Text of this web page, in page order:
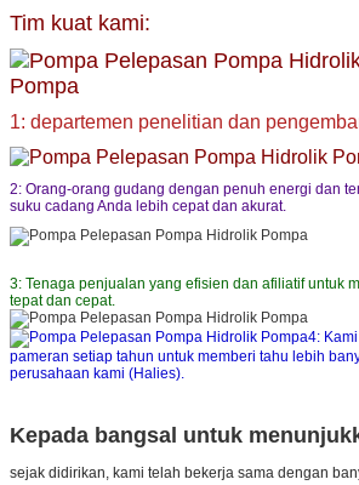
Tim kuat kami:
1: departemen penelitian dan
2: Orang-orang gudang dengan penuh energi dan
suku cadang Anda lebih cepat dan akurat.
3: Tenaga penjualan yang efisien dan afiliatif untuk
tepat dan cepat.
4:
pameran setiap tahun untuk memberi tahu lebih
perusahaan kami (Halies).
Kepada bangsal untuk
sejak didirikan, kami telah bekerja sama dengan